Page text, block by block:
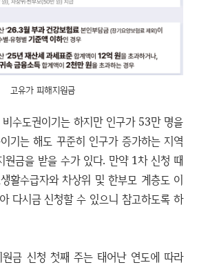
고유가 피해지원금
수도권이기는 하지만 인구가 53만 명을
기는 해도 꾸준히 인구가 증가하는 지역
원금을 받을 수가 있다. 만약 1차 신청 때
활수급자와 차상위 및 한부모 계층도 이
다시금 신청할 수 있으니 참고하도록 하
금 신청 첫째 주는 태어난 연도에 따라